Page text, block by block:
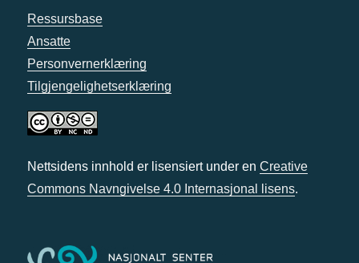
Ressursbase
Ansatte
Personvernerklæring
Tilgjengelighetserklæring
Nettsidens innhold er lisensiert under en Creative
Commons Navngivelse 4.0 Internasjonal lisens.